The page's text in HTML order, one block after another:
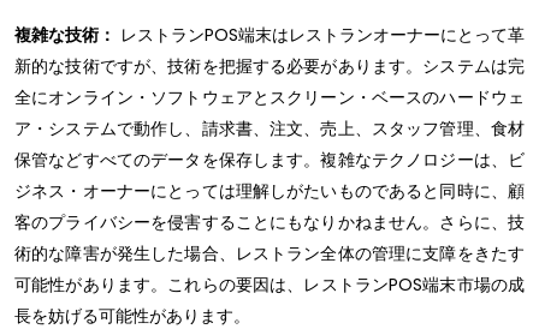
複雑な技術： レストランPOS端末はレストランオーナーにとって革
新的な技術ですが、技術を把握する必要があります。システムは完
全にオンライン・ソフトウェアとスクリーン・ベースのハードウェ
ア・システムで動作し、請求書、注文、売上、スタッフ管理、食材
保管などすべてのデータを保存します。複雑なテクノロジーは、ビ
ジネス・オーナーにとっては理解しがたいものであると同時に、顧
客のプライバシーを侵害することにもなりかねません。さらに、技
術的な障害が発生した場合、レストラン全体の管理に支障をきたす
可能性があります。これらの要因は、レストランPOS端末市場の成
長を妨げる可能性があります。